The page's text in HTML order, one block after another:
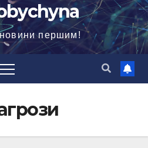
першим!